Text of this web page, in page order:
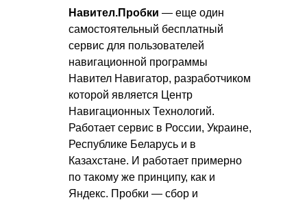
Навител.Пробки — еще один
самостоятельный бесплатный
сервис для пользователей
навигационной программы
Навител Навигатор, разработчиком
которой является Центр
Навигационных Технологий.
Работает сервис в России, Украине,
Республике Беларусь и в
Казахстане. И работает примерно
по такому же принципу, как и
Яндекс. Пробки — сбор и